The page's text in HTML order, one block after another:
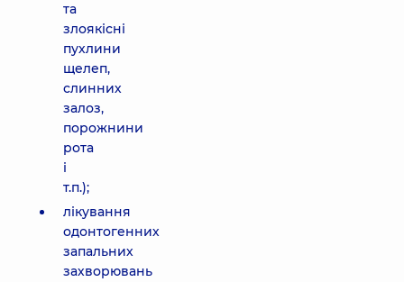
та
злоякісні
пухлини
щелеп,
слинних
залоз,
порожнини
рота
і
т.п.);
лікування
одонтогенних
запальних
захворювань